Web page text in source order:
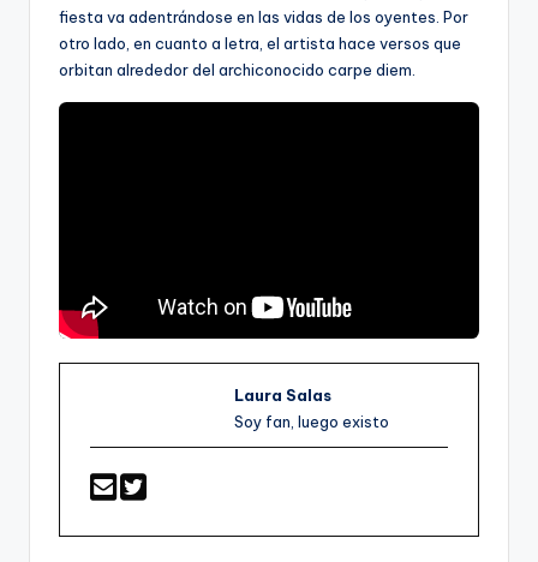
fiesta va adentrándose en las vidas de los oyentes. Por
otro lado, en cuanto a letra, el artista hace versos que
orbitan alrededor del archiconocido carpe diem.
Laura Salas
Soy fan, luego existo